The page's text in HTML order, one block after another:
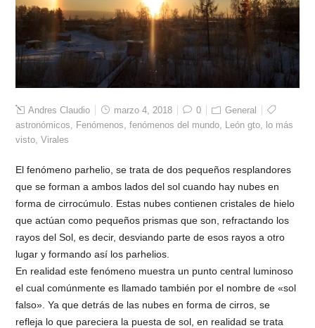
Andres Claudio marzo 4, 2018 0
General
astronómicos
Fenómenos ,fenómenos del mundo León gto lo más
visto ,Virales
El fenómeno parhelio, se trata de dos pequeños resplandores
que se forman a ambos lados del sol cuando hay nubes en
forma de cirrocúmulo. Estas nubes contienen cristales de hielo
que actúan como pequeños prismas que son, refractando los
rayos del Sol, es decir, desviando parte de esos rayos a otro
lugar y formando así los parhelios.
En realidad este fenómeno muestra un punto central luminoso
el cual comúnmente es llamado también por el nombre de «sol
falso». Ya que detrás de las nubes en forma de cirros, se
refleja lo que pareciera la puesta de sol, en realidad se trata